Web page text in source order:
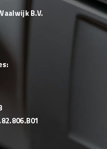
B.V.